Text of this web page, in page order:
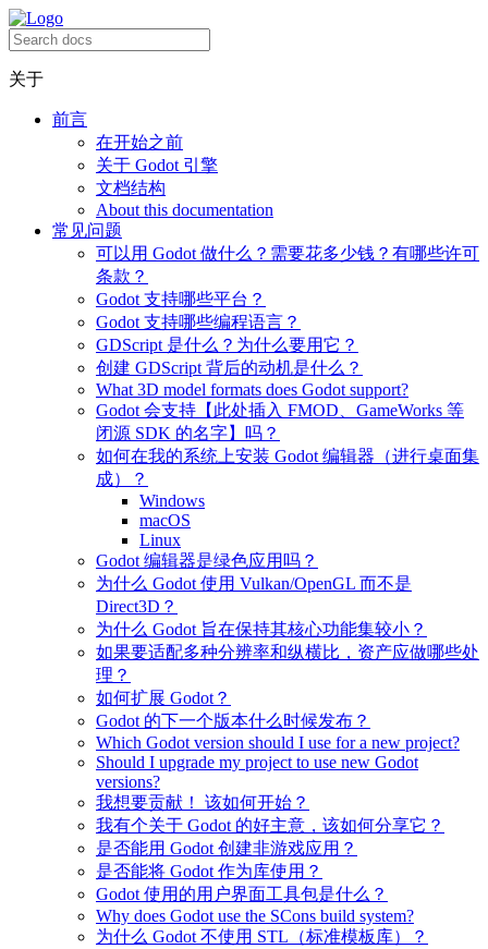
关于
前言
在开始之前
关于 Godot 引擎
文档结构
About this documentation
常见问题
可以用 Godot 做什么？需要花多少钱？有哪些许可
条款？
Godot 支持哪些平台？
Godot 支持哪些编程语言？
GDScript 是什么？为什么要用它？
创建 GDScript 背后的动机是什么？
What 3D model formats does Godot support?
Godot 会支持【此处插入 FMOD、GameWorks 等
闭源 SDK 的名字】吗？
如何在我的系统上安装 Godot 编辑器（进行桌面集
成）？
Windows
macOS
Linux
Godot 编辑器是绿色应用吗？
为什么 Godot 使用 Vulkan/OpenGL 而不是
Direct3D？
为什么 Godot 旨在保持其核心功能集较小？
如果要适配多种分辨率和纵横比，资产应做哪些处
理？
如何扩展 Godot？
Godot 的下一个版本什么时候发布？
Which Godot version should I use for a new project?
Should I upgrade my project to use new Godot
versions?
我想要贡献！ 该如何开始？
我有个关于 Godot 的好主意，该如何分享它？
是否能用 Godot 创建非游戏应用？
是否能将 Godot 作为库使用？
Godot 使用的用户界面工具包是什么？
Why does Godot use the SCons build system?
为什么 Godot 不使用 STL（标准模板库）？